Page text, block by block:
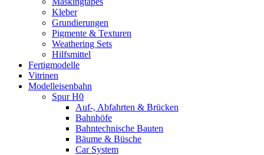
Kleber
Grundierungen
Pigmente & Texturen
Weathering Sets
Hilfsmittel
Fertigmodelle
Vitrinen
Modelleisenbahn
Spur H0
Auf-, Abfahrten & Brücken
Bahnhöfe
Bahntechnische Bauten
Bäume & Büsche
Car System